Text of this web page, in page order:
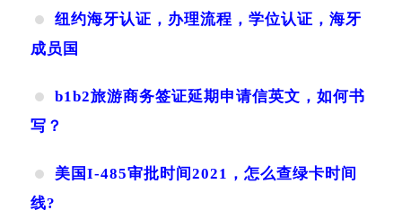
纽约海牙认证，办理流程，学位认证，海牙
成员国
b1b2旅游商务签证延期申请信英文，如何书
写？
美国I-485审批时间2021，怎么查绿卡时间
线?